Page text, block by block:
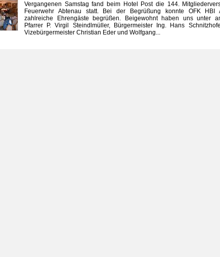
Vergangenen Samstag fand beim Hotel Post die 144.
Feuerwehr Abtenau statt. Bei der Begrüßung konnte OFK HBI
zahlreiche Ehrengäste begrüßen. Beigewohnt haben uns unter
Pfarrer P. Virgil Steindlmüller, Bürgermeister Ing. Hans
Vizebürgermeister Christian Eder und Wolfgang...